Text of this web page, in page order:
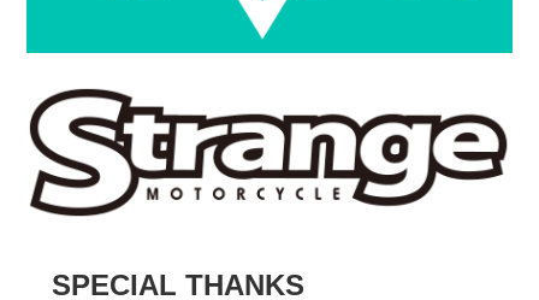
SPECIAL THANKS